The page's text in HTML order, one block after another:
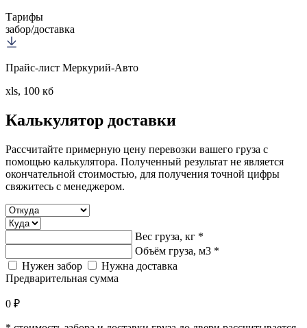
Тарифы
забор/доставка
Прайс-лист Меркурий-Авто
xls, 100 кб
Калькулятор доставки
Рассчитайте примерную цену перевозки вашего груза с
помощью калькулятора. Полученный результат не является
окончательной стоимостью, для получения точной цифры
свяжитесь с менеджером.
Вес груза, кг *
Объём груза, м3 *
Нужен забор
Нужна доставка
Предварительная сумма
0 ₽